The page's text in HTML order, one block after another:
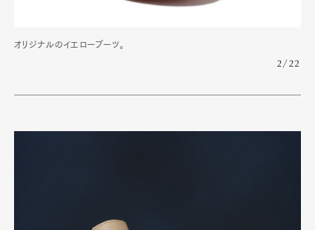
オリジナルのイエローブーツ。
2/22